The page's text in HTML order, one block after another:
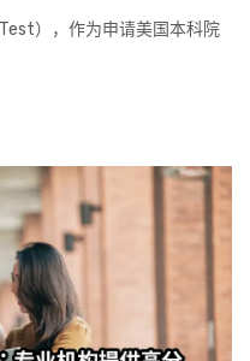
），作为申请美国本科院